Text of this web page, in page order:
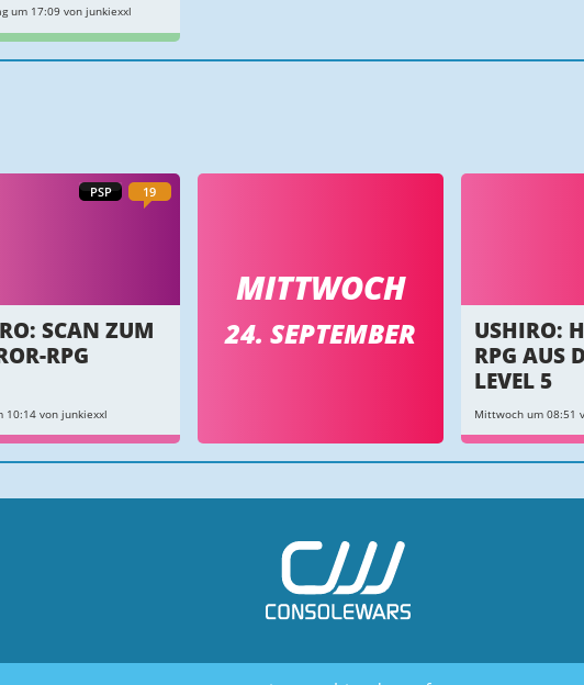
um 17:09 von junkiexxl
PSP 19
SCAN ZUM
RPG
10:14 von junkiexxl
MITTWOCH
24. SEPTEMBER
USHIRO:
RPG AUS
LEVEL 5
Mittwoch um 08:51